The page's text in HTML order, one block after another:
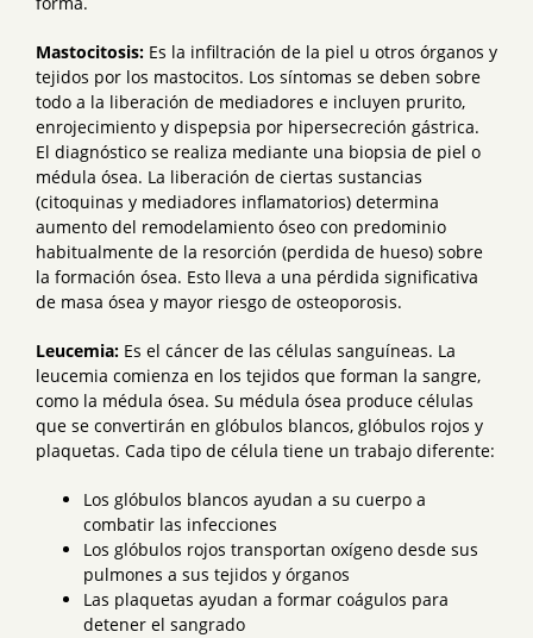
Mastocitosis: Es la infiltración de la piel u otros órganos y
tejidos por los mastocitos. Los síntomas se deben sobre
todo a la liberación de mediadores e incluyen prurito,
enrojecimiento y dispepsia por hipersecreción gástrica.
El diagnóstico se realiza mediante una biopsia de piel o
médula ósea. La liberación de ciertas sustancias
(citoquinas y mediadores inflamatorios) determina
aumento del remodelamiento óseo con predominio
habitualmente de la resorción (perdida de hueso) sobre
la formación ósea. Esto lleva a una pérdida significativa
de masa ósea y mayor riesgo de osteoporosis.
Leucemia: Es el cáncer de las células sanguíneas. La
leucemia comienza en los tejidos que forman la sangre,
como la médula ósea. Su médula ósea produce células
que se convertirán en glóbulos blancos, glóbulos rojos y
plaquetas. Cada tipo de célula tiene un trabajo diferente:
Los glóbulos blancos ayudan a su cuerpo a
combatir las infecciones
Los glóbulos rojos transportan oxígeno desde sus
pulmones a sus tejidos y órganos
Las plaquetas ayudan a formar coágulos para
detener el sangrado